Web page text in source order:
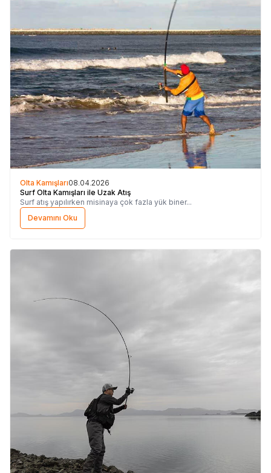
Olta Kamışları08.04.2026
Surf Olta Kamışları ile Uzak Atış
Surf atış yapılırken misinaya çok fazla yük biner...
Devamını Oku